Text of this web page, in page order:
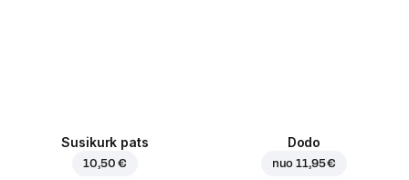
Susikurk pats
10,50 €
Dodo
nuo11,95 €